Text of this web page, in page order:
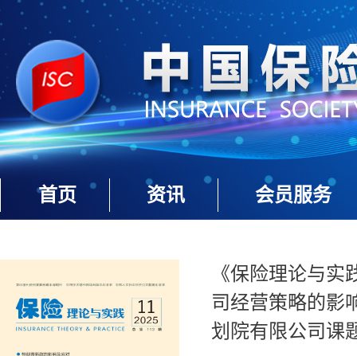
首页 资讯 会员服务
《保险理论与
司经营策略的影
划院有限公司课